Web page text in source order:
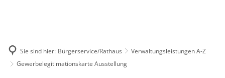
Sie sind hier: Bürgerservice/Rathaus
Verwaltungsleistungen A-Z
Gewerbelegitimationskarte Ausstellung